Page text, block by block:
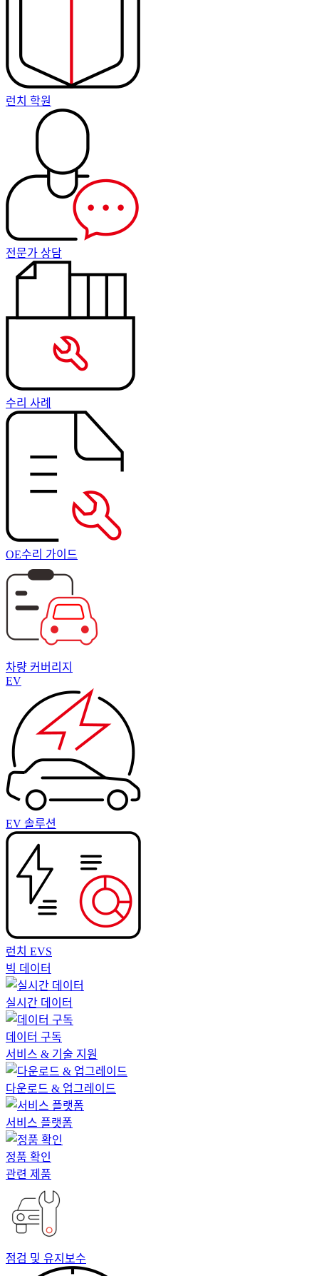
런치 학원
전문가 상담
수리 사례
OE수리 가이드
차량 커버리지
EV
EV 솔루션
런치 EVS
빅 데이터
실시간 데이터
데이터 구독
서비스 & 기술 지원
다운로드 & 업그레이드
서비스 플랫폼
정품 확인
관련 제품
점검 및 유지보수